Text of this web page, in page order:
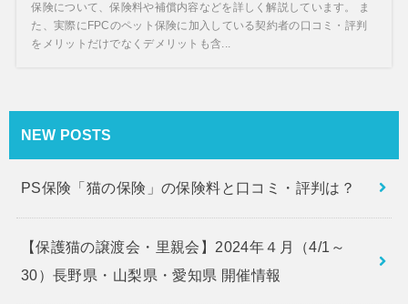
保険について、保険料や補償内容などを詳しく解説しています。 ま
た、実際にFPCのペット保険に加入している契約者の口コミ・評判
をメリットだけでなくデメリットも含...
NEW POSTS
PS保険「猫の保険」の保険料と口コミ・評判は？
【保護猫の譲渡会・里親会】2024年４月（4/1～
30）長野県・山梨県・愛知県 開催情報